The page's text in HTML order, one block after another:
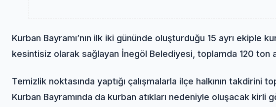
Kurban Bayramı’nın ilk iki gününde oluşturduğu 15 ayrı ekiple
kesintisiz olarak sağlayan İnegöl Belediyesi, toplamda 120 ton
Temizlik noktasında yaptığı çalışmalarla ilçe halkının takdirini
Kurban Bayramında da kurban atıkları nedeniyle oluşacak kirli